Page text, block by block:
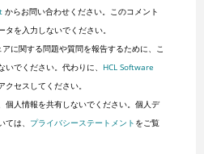
からお問い合わせください。このコメント
を入力しないでください。
に関する問題や質問を報告するために、こ
でください。代わりに、 HCL Software
セスしてください。
個人情報を共有しないでください。個人デ
は、 プライバシーステートメント をご覧